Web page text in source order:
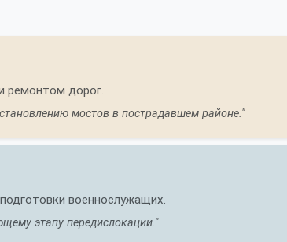
ремонтом дорог.
мостов в пострадавшем районе."
военнослужащих.
этапу передислокации."